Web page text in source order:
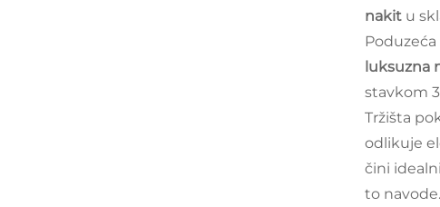
nakit u
luksuzna
stavkom
Tržišta
odlikuje
čini
to navode.